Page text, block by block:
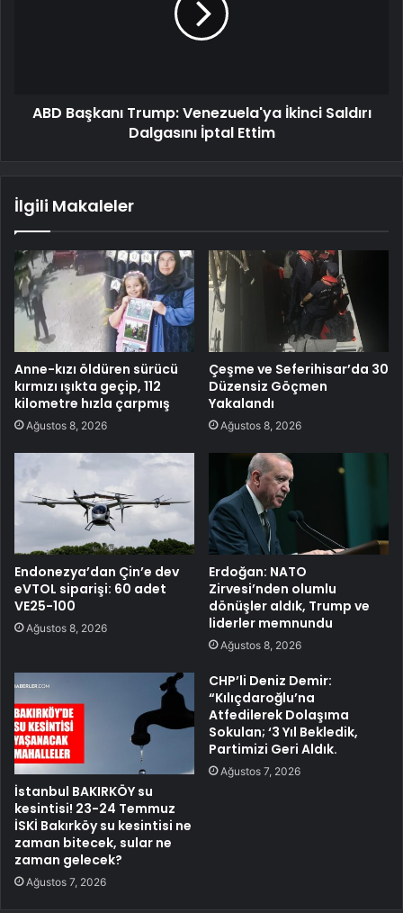
ABD Başkanı Trump: Venezuela'ya İkinci Saldırı
Dalgasını İptal Ettim
İlgili Makaleler
Anne-kızı öldüren sürücü
kırmızı ışıkta geçip, 112
kilometre hızla çarpmış
Ağustos 8, 2026
Çeşme ve Seferihisar’da 30
Düzensiz Göçmen
Yakalandı
Ağustos 8, 2026
Endonezya’dan Çin’e dev
eVTOL siparişi: 60 adet
VE25-100
Ağustos 8, 2026
Erdoğan: NATO
Zirvesi’nden olumlu
dönüşler aldık, Trump ve
liderler memnundu
Ağustos 8, 2026
İstanbul BAKIRKÖY su
kesintisi! 23-24 Temmuz
İSKİ Bakırköy su kesintisi ne
zaman bitecek, sular ne
zaman gelecek?
Ağustos 7, 2026
CHP’li Deniz Demir:
“Kılıçdaroğlu’na
Atfedilerek Dolaşıma
Sokulan; ‘3 Yıl Bekledik,
Partimizi Geri Aldık.
Ağustos 7, 2026